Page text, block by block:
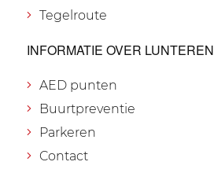
Tegelroute
INFORMATIE OVER LUNTEREN
AED punten
Buurtpreventie
Parkeren
Contact